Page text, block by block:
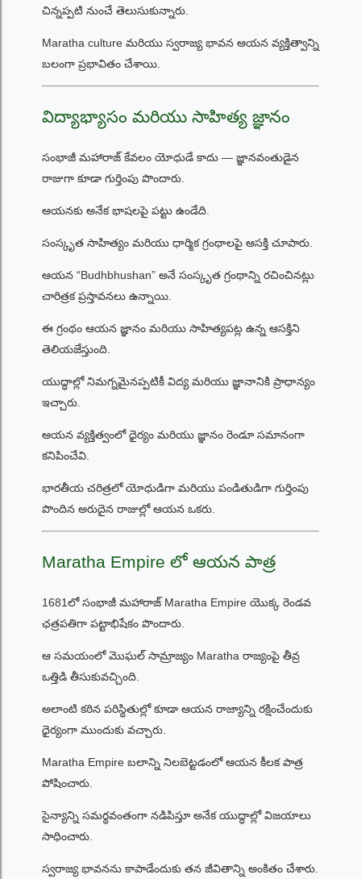
చిన్నప్పటి నుంచే తెలుసుకున్నారు.
Maratha culture మరియు స్వరాజ్య భావన ఆయన వ్యక్తిత్వాన్ని
బలంగా ప్రభావితం చేశాయి.
విద్యాభ్యాసం మరియు సాహిత్య జ్ఞానం
సంభాజీ మహారాజ్ కేవలం యోధుడే కాదు — జ్ఞానవంతుడైన
రాజుగా కూడా గుర్తింపు పొందారు.
ఆయనకు అనేక భాషలపై పట్టు ఉండేది.
సంస్కృత సాహిత్యం మరియు ధార్మిక గ్రంథాలపై ఆసక్తి చూపారు.
ఆయన “Budhbhushan” అనే సంస్కృత గ్రంథాన్ని రచించినట్లు
చారిత్రక ప్రస్తావనలు ఉన్నాయి.
ఈ గ్రంథం ఆయన జ్ఞానం మరియు సాహిత్యపట్ల ఉన్న ఆసక్తిని
తెలియజేస్తుంది.
యుద్ధాల్లో నిమగ్నమైనప్పటికీ విద్య మరియు జ్ఞానానికి ప్రాధాన్యం
ఇచ్చారు.
ఆయన వ్యక్తిత్వంలో ధైర్యం మరియు జ్ఞానం రెండూ సమానంగా
కనిపించేవి.
భారతీయ చరిత్రలో యోధుడిగా మరియు పండితుడిగా గుర్తింపు
పొందిన అరుదైన రాజుల్లో ఆయన ఒకరు.
Maratha Empire లో ఆయన పాత్ర
1681లో సంభాజీ మహారాజ్ Maratha Empire యొక్క రెండవ
ఛత్రపతిగా పట్టాభిషేకం పొందారు.
ఆ సమయంలో మొఘల్ సామ్రాజ్యం Maratha రాజ్యంపై తీవ్ర
ఒత్తిడి తీసుకువచ్చింది.
అలాంటి కఠిన పరిస్థితుల్లో కూడా ఆయన రాజ్యాన్ని రక్షించేందుకు
ధైర్యంగా ముందుకు వచ్చారు.
Maratha Empire బలాన్ని నిలబెట్టడంలో ఆయన కీలక పాత్ర
పోషించారు.
సైన్యాన్ని సమర్థవంతంగా నడిపిస్తూ అనేక యుద్ధాల్లో విజయాలు
సాధించారు.
స్వరాజ్య భావనను కాపాడేందుకు తన జీవితాన్ని అంకితం చేశారు.